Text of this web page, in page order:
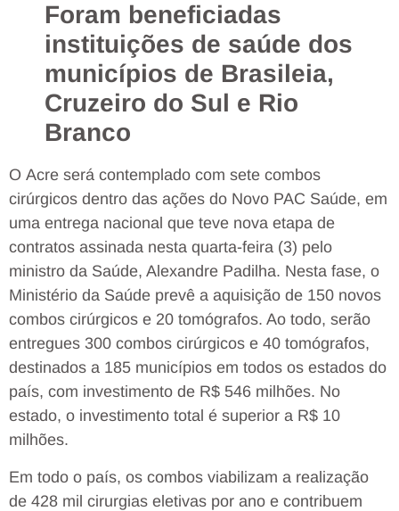
Foram beneficiadas
instituições de saúde dos
municípios de Brasileia,
Cruzeiro do Sul e Rio
Branco
O Acre será contemplado com sete combos
cirúrgicos dentro das ações do Novo PAC Saúde, em
uma entrega nacional que teve nova etapa de
contratos assinada nesta quarta-feira (3) pelo
ministro da Saúde, Alexandre Padilha. Nesta fase, o
Ministério da Saúde prevê a aquisição de 150 novos
combos cirúrgicos e 20 tomógrafos. Ao todo, serão
entregues 300 combos cirúrgicos e 40 tomógrafos,
destinados a 185 municípios em todos os estados do
país, com investimento de R$ 546 milhões. No
estado, o investimento total é superior a R$ 10
milhões.
Em todo o país, os combos viabilizam a realização
de 428 mil cirurgias eletivas por ano e contribuem